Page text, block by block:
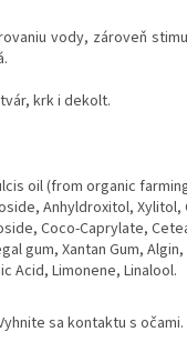
vody, zároveň
krk i dekolt.
oil (from organic
Anhyldroxitol,
Coco-Caprylate,
gum, Xantan Gum,
Acid, Limonene, Linalool.
sa kontaktu s očami.